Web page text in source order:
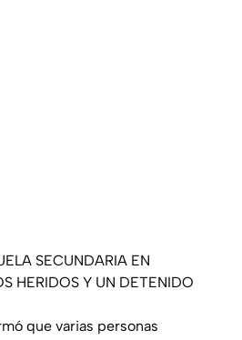
SECUNDARIA EN
HERIDOS Y UN DETENIDO
que varias personas